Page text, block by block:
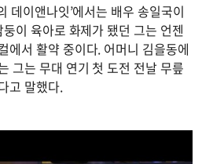
데이앤나잇’에서는 배우 송일국이
이 육아로 화제가 됐던 그는 언젠
에서 활약 중이다. 어머니 김을동에
그는 무대 연기 첫 도전 전날 무릎
고 말했다.